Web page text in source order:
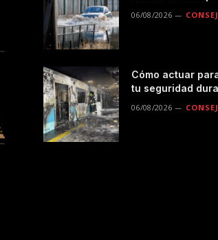
06/08/2026
Cómo actuar
tu seguridad
transporte público
06/08/2026